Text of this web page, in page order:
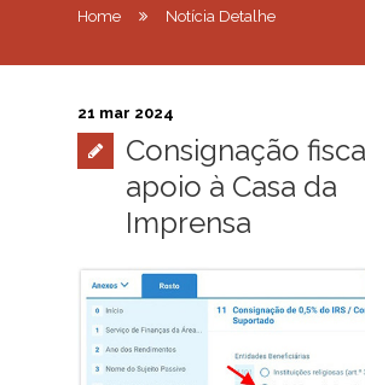
Home Notícia Detalhe
21 mar 2024
Consignação
apoio à Casa da
Imprensa